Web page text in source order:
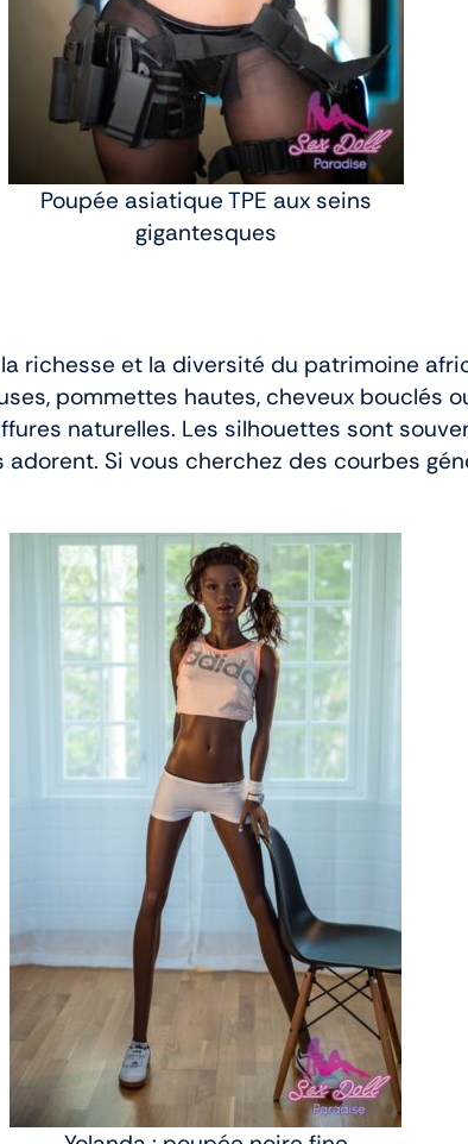
Poupée asiatique TPE aux seins
gigantesques
richesse et la diversité du patrimoine
pommettes hautes, cheveux bouclés
naturelles. Les silhouettes sont
Si vous cherchez des courbes